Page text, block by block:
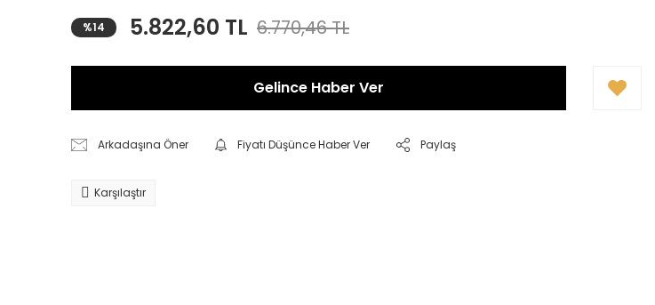
%14 5.822,60 TL 6.770,46 TL
Gelince Haber Ver
Arkadaşına Öner Fiyatı Düşünce Haber Ver Paylaş
Karşılaştır